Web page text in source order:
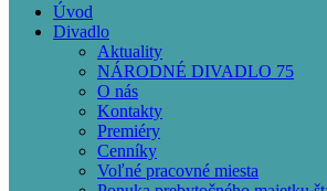
Úvod
Divadlo
Aktuality
NÁRODNÉ DIVADLO 75
O nás
Kontakty
Premiéry
Cenníky
Voľné pracovné miesta